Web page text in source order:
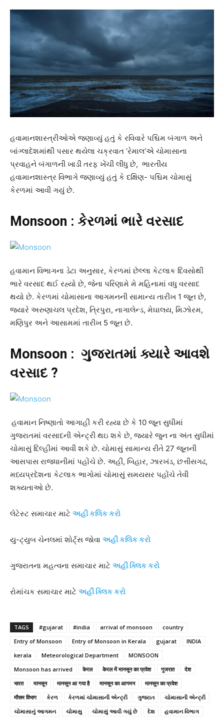
હવામાનશાસ્ત્રીઓએ જણાવ્યું હતું કે રવિવારે પશ્ચિમ બંગાળ અને
બાંગ્લાદેશમાંથી પસાર થયેલા ચક્રવાત ‘રેમાલ’એ ચોમાસાના
પ્રવાહને બંગાળની ખાડી તરફ ખેંચી લીધુ છે, ભારતીય
હવામાનશાસ્ત્ર વિભાગે જણાવ્યું હતું કે દક્ષિણ- પશ્ચિમ ચોમાસું
કેરળમાં આવી ગયું છે.
Monsoon : કેરળમાં ભારે વરસાદ
હવામાન વિભાગના ડેટા અનુસાર, કેરળમાં છેલ્લા કેટલાક દિવસોથી
ભારે વરસાદ થઈ રહ્યો છે, જેના પરિણામે મે મહિનામાં વધુ વરસાદ
થયો છે. કેરળમાં ચોમાસાના આગમનની સામાન્ય તારીખ 1 જૂન છે,
જ્યારે અરુણાચલ પ્રદેશ, ત્રિપુરા, નાગાલેન્ડ, મેઘાલય, મિઝોરમ,
મણિપુર અને આસામમાં તારીખ 5 જૂન છે.
Monsoon : ગુજરાતમાં ક્યારે આવશે
વરસાદ ?
હવામાન નિષ્ણાતો આગાહી કરી રહ્યા છે કે 10 જૂન સુધીમાં
ગુજરાતમાં વરસાદની એન્ટ્રી થઇ શકે છે, જયારે જુન ના અંત સુધીમાં
ચોમાસું દિલ્હીમાં આવી શકે છે. ચોમાસું સામાન્ય રીતે 27 જૂનની
આસપાસ રાજધાનીમાં પહોંચે છે. અહીં, બિહાર, ઝારખંડ, છત્તીસગઢ,
મધ્યપ્રદેશના કેટલાક ભાગોમાં ચોમાસું સમયસર પહોંચે તેવી
શક્યતાઓ છે.
લેટેસ્ટ સમાચાર માટે અહી કલિક કરો
યુ-ટ્યુબ ચેનલમાં શોર્ટ્સ જોવા અહીં કલિક કરો
ગુજરાતના મહત્વના સમાચાર માટે અહીં ક્લિક કરો
રોમાંચક સમાચાર માટે અહીં ક્લિક કરો
TAGS #gujarat #india arrival of monsoon
country
Entry of Monsoon
Entry of Monsoon in Kerala gujarat
INDIA
kerala
Meteorological Department
MONSOON
Monsoon has arrived
केरल केरल में मानसून का प्रवेश गुजरात
देश
भारत
मानसून मानसून आ गया है मानसून का आगमन
मानसून का प्रवेश
मौसम विभाग
કેરળ કેરળમાં ચોમાસાની એન્ટ્રી ગુજરાત
ચોમાસાની એન્ટ્રી
ચોમાસાનું આગમન
ચોમાસુ ચોમાસું આવી ગયું છે દેશ હવામાન વિભાગ